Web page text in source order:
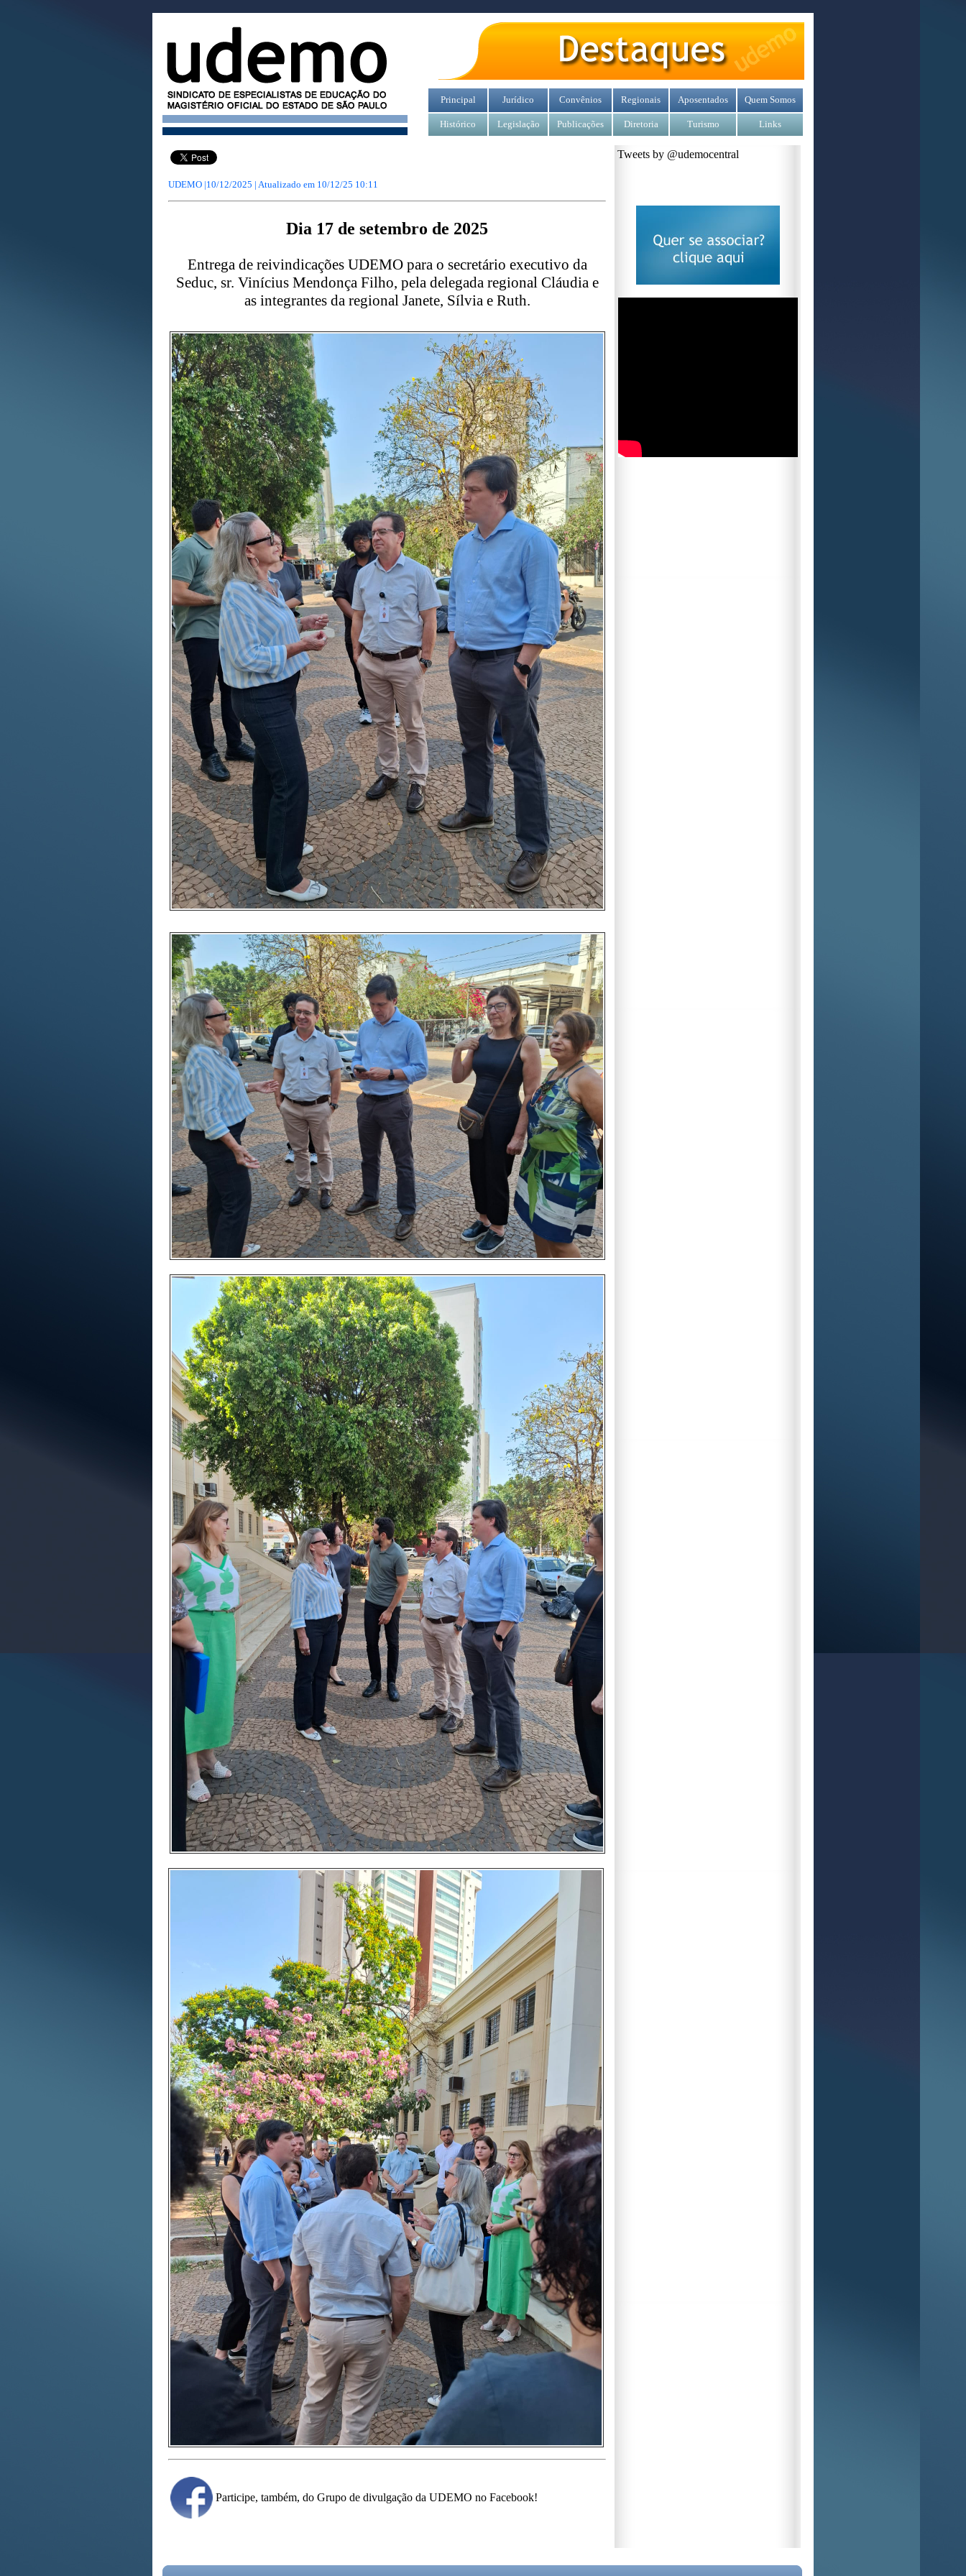
Principal Jurídico Convênios Regionais Aposentados Quem Somos
Histórico Legislação Publicações Diretoria Turismo Links
UDEMO |10/12/2025 | Atualizado em 10/12/25 10:11
Dia 17 de setembro de 2025
Entrega de reivindicações UDEMO para o secretário executivo da
Seduc, sr. Vinícius Mendonça Filho, pela delegada regional Cláudia e
as integrantes da regional Janete, Sílvia e Ruth.
Participe, também, do Grupo de divulgação da UDEMO no Facebook!
Tweets by @udemocentral